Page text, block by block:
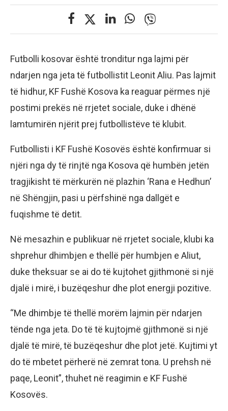
Futbolli kosovar është tronditur nga lajmi për
ndarjen nga jeta të futbollistit Leonit Aliu. Pas lajmit
të hidhur, KF Fushë Kosova ka reaguar përmes një
postimi prekës në rrjetet sociale, duke i dhënë
lamtumirën njërit prej futbollistëve të klubit.
Futbollisti i KF Fushë Kosovës është konfirmuar si
njëri nga dy të rinjtë nga Kosova që humbën jetën
tragjikisht të mërkurën në plazhin ‘Rana e Hedhun’
në Shëngjin, pasi u përfshinë nga dallgët e
fuqishme të detit.
Në mesazhin e publikuar në rrjetet sociale, klubi ka
shprehur dhimbjen e thellë për humbjen e Aliut,
duke theksuar se ai do të kujtohet gjithmonë si një
djalë i mirë, i buzëqeshur dhe plot energji pozitive.
“Me dhimbje të thellë morëm lajmin për ndarjen
tënde nga jeta. Do të të kujtojmë gjithmonë si një
djalë të mirë, të buzëqeshur dhe plot jetë. Kujtimi yt
do të mbetet përherë në zemrat tona. U prehsh në
paqe, Leonit”, thuhet në reagimin e KF Fushë
Kosovës.